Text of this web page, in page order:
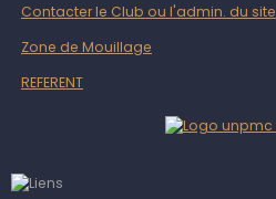
Contacter le Club ou l'admin. du site
Zone de Mouillage
REFERENT